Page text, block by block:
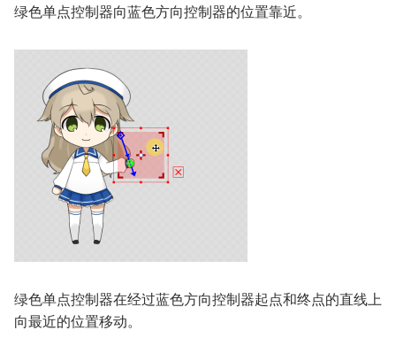
绿色单点控制器向蓝色方向控制器的位置靠近。
绿色单点控制器在经过蓝色方向控制器起点和终点的直线上
向最近的位置移动。